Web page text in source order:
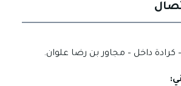
كرادة داخل – مجاور بن رضا علوان.